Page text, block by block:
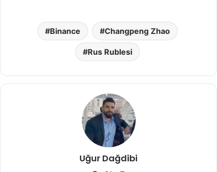
Binance Changpeng Zhao
Rus Rublesi
Uğur Dağdibi